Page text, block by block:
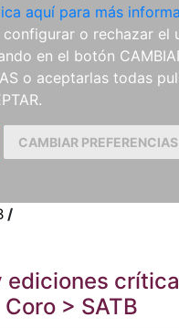
aquí para más
o rechazar el
en el botón
o aceptarlas todas
CAMBIAR PREFERENCIAS
/
ediciones
> SATB